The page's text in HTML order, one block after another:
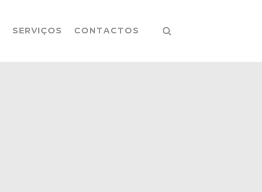
SERVIÇOS CONTACTOS